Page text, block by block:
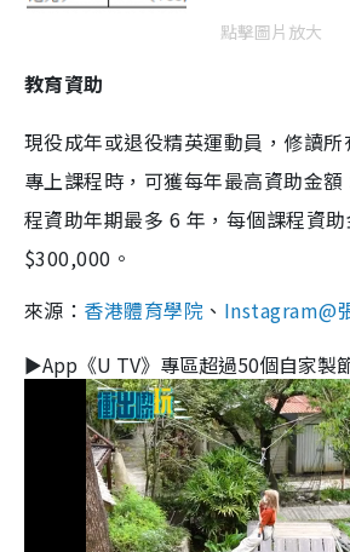
點擊圖片放大
教育資助
現役成年或退役精英運動員，修讀
專上課程時，可獲每年最高資助金
程資助年期最多 6 年，每個課程資
$300,000。
來源： 香港體育學院 、 Instagram@
►App《U TV》專區超過50個自家製